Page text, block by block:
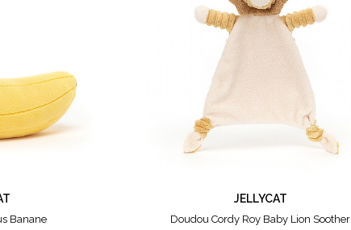
Banane
JELLYCAT
Doudou Cordy Roy Baby Lion Soother